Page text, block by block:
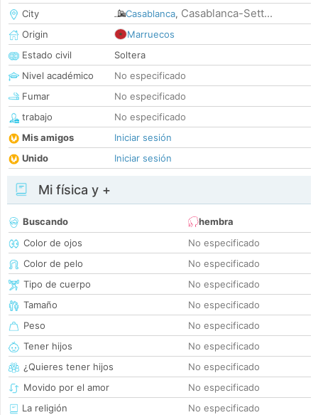
City
Casablanca, Casablanca-Sett...
Origin
Marruecos
Estado civil
Soltera
Nivel académico
No especificado
Fumar
No especificado
trabajo
No especificado
Mis amigos
Iniciar sesión
Unido
Iniciar sesión
Mi física y +
Buscando
hembra
Color de ojos
No especificado
Color de pelo
No especificado
Tipo de cuerpo
No especificado
Tamaño
No especificado
Peso
No especificado
Tener hijos
No especificado
¿Quieres tener hijos
No especificado
Movido por el amor
No especificado
La religión
No especificado